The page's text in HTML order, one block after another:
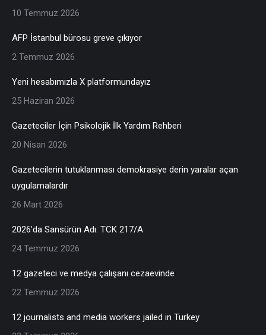
10 Temmuz 2026
AFP İstanbul bürosu greve çıkıyor
2 Temmuz 2026
Yeni hesabımızla X platformundayız
25 Haziran 2026
Gazeteciler İçin Psikolojik İlk Yardım Rehberi
20 Nisan 2026
Gazetecilerin tutuklanması demokrasiye derin yaralar açan
uygulamalardır
26 Mart 2026
2026’da Sansürün Adı: TCK 217/A
24 Temmuz 2026
12 gazeteci ve medya çalışanı cezaevinde
22 Temmuz 2026
12 journalists and media workers jailed in Turkey